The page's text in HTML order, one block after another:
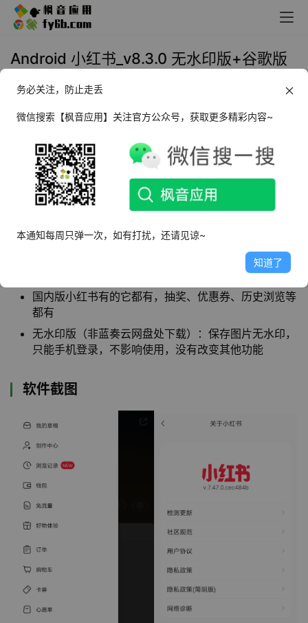
Android 小红书_v8.3.0 无水印版+谷歌版
2023年9月18日 14:20
字、图片、视频笔记的分享，记录了日常生活。
软件特点
开屏无广告，浏览文章界面无广告
体积比国内的小一点，且占用的实际内存也会比国内的
国内版小红书有的它都有，抽奖、优惠券、历史浏览等
都有
无水印版（非蓝奏云网盘处下载）：保存图片无水印，
只能手机登录，不影响使用，没有改变其他功能
软件截图
务必关注，防止走丢
微信搜索【枫音应用】关注官方公众号，获取更多精彩内容~
本通知每周只弹一次，如有打扰，还请见谅~
知道了